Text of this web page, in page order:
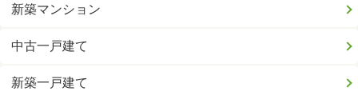
新築マンション
中古一戸建て
新築一戸建て